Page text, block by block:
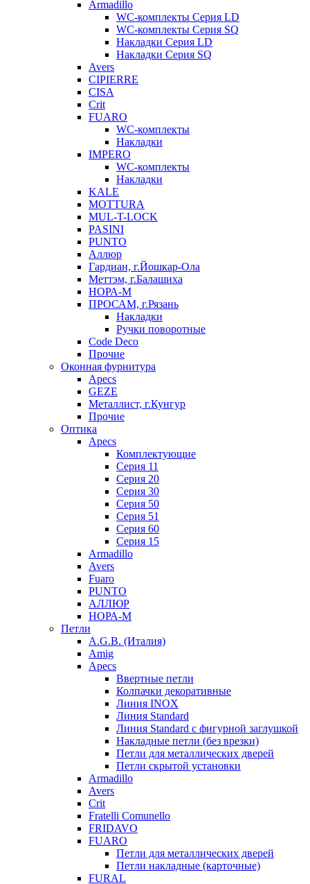
Armadillo
WC-комплекты Серия LD
WC-комплекты Серия SQ
Накладки Серия LD
Накладки Серия SQ
Avers
CIPIERRE
CISA
Crit
FUARO
WC-комплекты
Накладки
IMPERO
WC-комплекты
Накладки
KALE
MOTTURA
MUL-T-LOCK
PASINI
PUNTO
Аллюр
Гардиан, г.Йошкар-Ола
Меттэм, г.Балашиха
НОРА-М
ПРОСАМ, г.Рязань
Накладки
Ручки поворотные
Code Deco
Прочие
Оконная фурнитура
Apecs
GEZE
Металлист, г.Кунгур
Прочие
Оптика
Apecs
Комплектующие
Серия 11
Серия 20
Серия 30
Серия 50
Серия 51
Серия 60
Серия 15
Armadillo
Avers
Fuaro
PUNTO
АЛЛЮР
НОРА-М
Петли
A.G.B. (Италия)
Amig
Apecs
Ввертные петли
Колпачки декоративные
Линия INOX
Линия Standard
Линия Standard с фигурной заглушкой
Накладные петли (без врезки)
Петли для металлических дверей
Петли скрытой установки
Armadillo
Avers
Crit
Fratelli Comunello
FRIDAVO
FUARO
Петли для металлических дверей
Петли накладные (карточные)
FURAL